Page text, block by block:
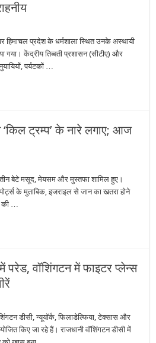
हिमाचल प्रदेश के धर्मशाला स्थित उनके अस्थायी
गया। केंद्रीय तिब्बती प्रशासन (सीटीए) और
पर्यटकों …
ट्रम्प’ के नारे लगाए; आज
बेटे मसूद, मेयसम और मुस्तफा शामिल हुए।
के मुताबिक, इजराइल से जान का खतरा होने
की …
परेड, वॉशिंगटन में फाइटर प्लेन्स
डीसी, न्यूयॉर्क, फिलाडेल्फिया, टेक्सास और
किए जा रहे हैं। राजधानी वॉशिंगटन डीसी में